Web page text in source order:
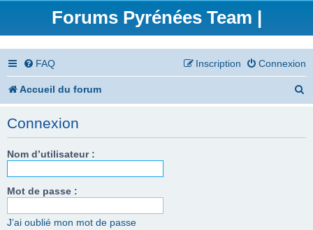
Forums Pyrénées Team |
FAQ Connexion
Inscription
Accueil du forum
Connexion
Nom d’utilisateur :
Mot de passe :
J’ai oublié mon mot de passe